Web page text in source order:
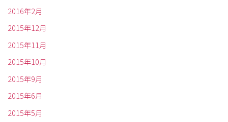
2016年2月
2015年12月
2015年11月
2015年10月
2015年9月
2015年6月
2015年5月